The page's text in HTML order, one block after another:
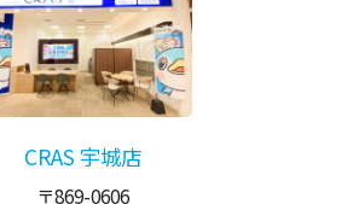
CRAS 宇城店
〒869-0606